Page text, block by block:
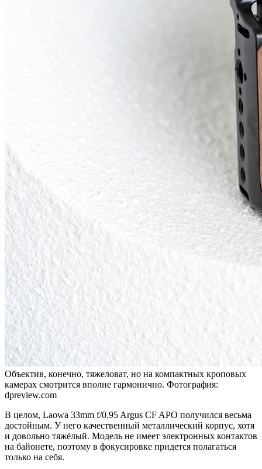
Объектив, конечно, тяжеловат, но на компактных кроповых
камерах смотрится вполне гармонично. Фотография:
dpreview.com
В целом, Laowa 33mm f/0.95 Argus CF APO получился весьма
достойным. У него качественный металлический корпус, хотя
и довольно тяжёлый. Модель не имеет электронных контактов
на байонете, поэтому в фокусировке придется полагаться
только на себя.